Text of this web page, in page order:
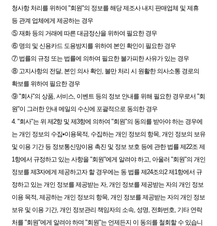
청사항 처리를 위하여 "회원"의 정보를 해당 제조사 내지 판매업체 및 제휴
등 관계 업체에게 제공하는 경우
⑤ 재화 등의 거래에 따른 대금정산을 위하여 필요한 경우
⑥ 명의 및 신용카드 도용방지를 위하여 본인 확인이 필요한 경우
⑦ 법률의 규정 또는 법률에 의하여 필요한 불가피한 사유가 있는 경우
⑧ 고지사항의 전달, 본인 의사 확인, 불만 처리 시 원활한 의사소통 경로의
확보를 위하여 필요한 경우
⑨ "회사"의 상품, 서비스, 이벤트 등의 정보 안내를 위해 필요한 경우로서 "회
원"이 그러한 안내 메일의 수신에 포괄적으로 동의한 경우
4. "회사"는 위 제2항 및 제3항에 의하여 "회원"의 동의를 받아야 하는 경우에
는 개인 정보의 수집•이용목적, 수집하는 개인 정보의 항목, 개인 정보의 보유
및 이용 기간 등 정보통신망이용 촉진 및 정보 보호 등에 관한 법률 제22조 제
1항에서 규정하고 있는 사항을 "회원"에게 알려야 하고, 아울러 "회원"의 개인
정보를 제3자에게 제공하고자 할 경우에는 동 법률 제24조의2 제1항에서 규
정하고 있는 개인 정보를 제공받는 자, 개인 정보를 제공받는 자의 개인 정보
이용 목적, 제공하는 개인 정보의 항목, 개인 정보를 제공받는 자의 개인 정보
보유 및 이용 기간, 개인 정보관리 책임자의 소속, 성명, 전화번호, 기타 연락
처를 "회원"에게 알려야 하며 "회원"는 언제든지 이 동의를 철회할 수 있습니